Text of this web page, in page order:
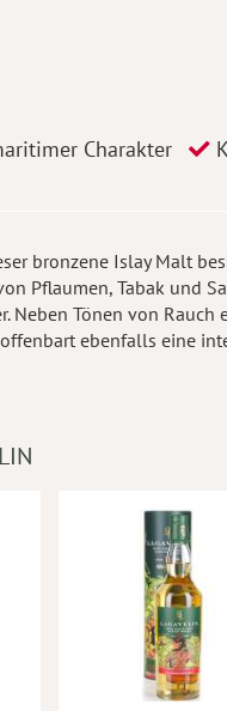
Charakter
bronzene Islay Malt
Pflaumen, Tabak und
Tönen von Rauch
ebenfalls eine